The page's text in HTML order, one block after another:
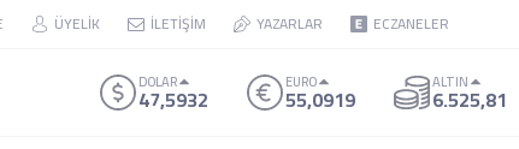
ÜYELİK İLETİŞİM YAZARLAR ECZANELER
DOLAR
47,5932 EURO
55,0919 ALTIN
6.525,81